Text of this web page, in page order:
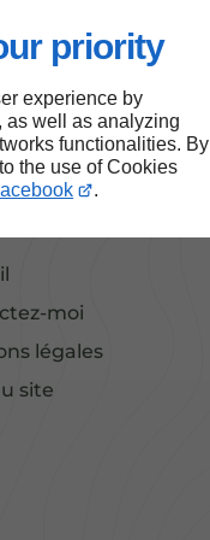
priority
experience by
as well as analyzing
functionalities. By
the use of Cookies
.
moi
légales
site